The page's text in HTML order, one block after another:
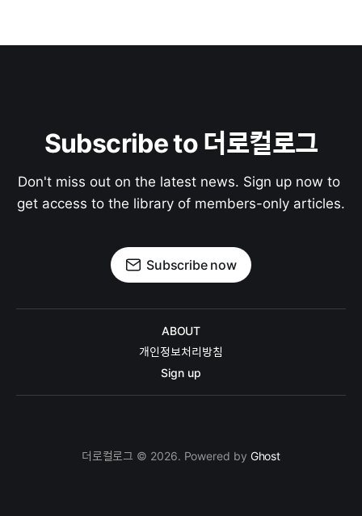
Subscribe to 더로컬로그
Don't miss out on the latest news. Sign up now to
get access to the library of members-only articles.
Subscribe now
ABOUT
개인정보처리방침
Sign up
더로컬로그 © 2026. Powered by Ghost